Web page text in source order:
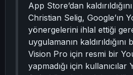
App Store’dan
Christian Selig, Google’ın
yönergelerini ihlal ettiği
uygulamanın
Vision Pro için resmi bir
yapmadığı için kullanıcılar